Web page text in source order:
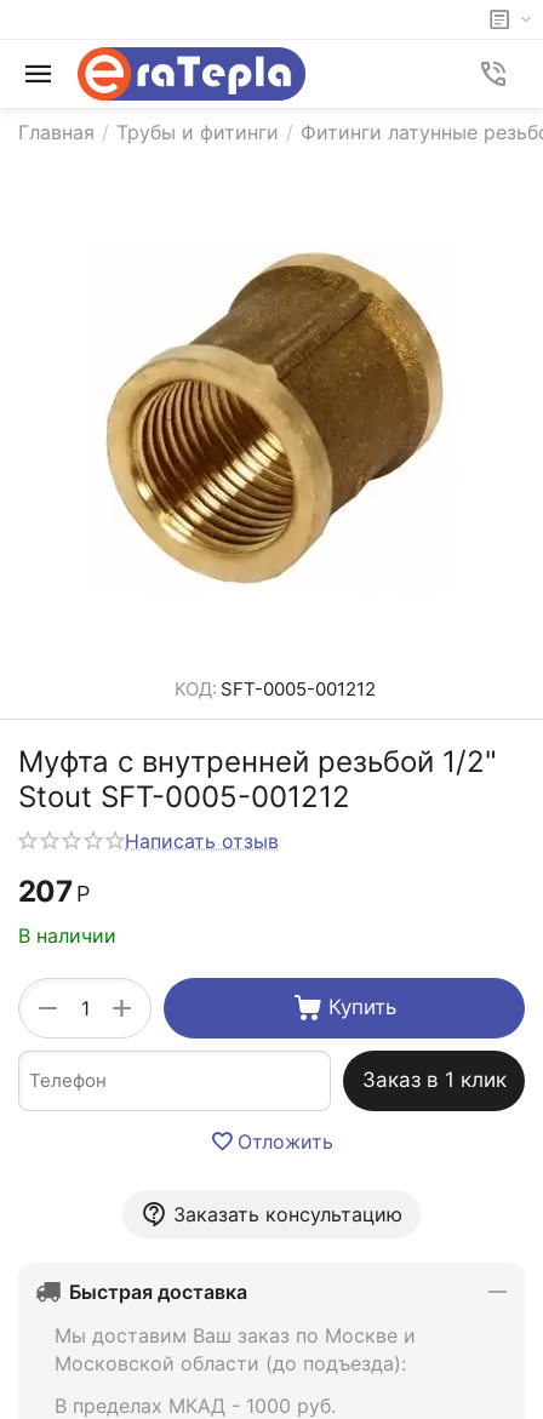
Главная / Трубы и фитинги / Фитинги латунные
КОД: SFT-0005-001212
Муфта с внутренней резьбой 1/2"
Stout SFT-0005-001212
Написать отзыв
207 Р
В наличии
+
− Купить
Заказ в 1 клик
Отложить
Заказать консультацию
Быстрая доставка
Мы доставим Ваш заказ по Москве и
Московской области (до подъезда):
В пределах МКАД - 1000 руб.